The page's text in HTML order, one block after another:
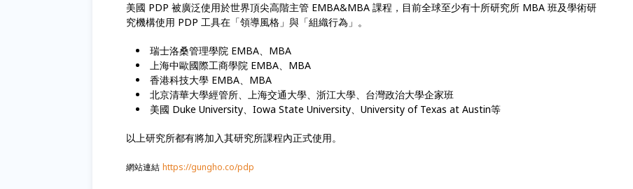
美國 PDP 被廣泛使用於世界頂尖高階主管 EMBA&MBA 課程，目前全球至少有十所研究所 MBA 班及學術研
究機構使用 PDP 工具在「領導風格」與「組織行為」。
瑞士洛桑管理學院 EMBA、MBA
上海中歐國際工商學院 EMBA、MBA
香港科技大學 EMBA、MBA
北京清華大學經管所、上海交通大學、浙江大學、台灣政治大學企家班
美國 Duke University、Iowa State University、University of Texas at Austin等
以上研究所都有將加入其研究所課程內正式使用。
網站連結 https://gungho.co/pdp